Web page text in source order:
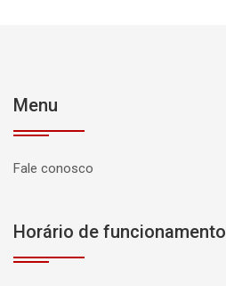
Menu
Fale conosco
Horário de funcionamento